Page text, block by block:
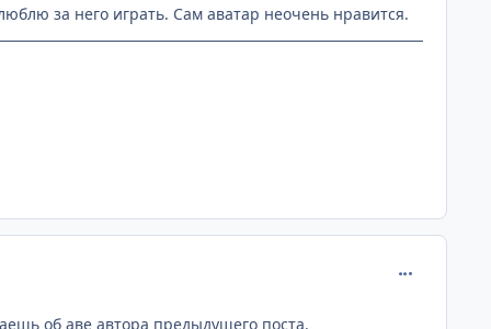
за него играть. Сам аватар неочень нравится.
об аве автора предыдущего поста.